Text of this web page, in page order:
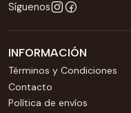
Síguenos
INFORMACIÓN
Términos y Condiciones
Contacto
Política de envíos